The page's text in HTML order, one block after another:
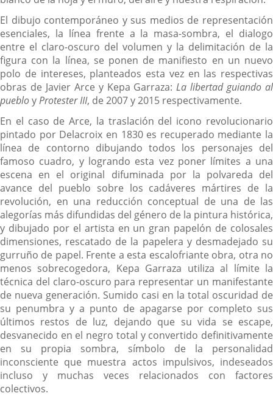
El dibujo contemporáneo y sus medios de representación
esenciales, la línea frente a la masa-sombra, el dialogo
entre el claro-oscuro del volumen y la delimitación de la
figura con la línea, se ponen de manifiesto en un nuevo
polo de intereses, planteados esta vez en las respectivas
obras de Javier Arce y Kepa Garraza:La libertad guiando al
puebloyProtester III, de 2007 y 2015 respectivamente.
En el caso de Arce, la traslación del icono revolucionario
pintado por Delacroix en 1830 es recuperado mediante la
línea de contorno dibujando todos los personajes del
famoso cuadro, y logrando esta vez poner límites a una
escena en el original difuminada por la polvareda del
avance del pueblo sobre los cadáveres mártires de la
revolución, en una reducción conceptual de una de las
alegorías más difundidas del género de la pintura histórica,
y dibujado por el artista en un gran papelón de colosales
dimensiones, rescatado de la papelera y desmadejado su
gurruño de papel. Frente a esta escalofriante obra, otra no
menos sobrecogedora, Kepa Garraza utiliza al límite la
técnica del claro-oscuro para representar un manifestante
de nueva generación. Sumido casi en la total oscuridad de
su penumbra y a punto de apagarse por completo sus
últimos restos de luz, dejando que su vida se escape,
desvanecido en el negro total y convertido definitivamente
en su propia sombra, símbolo de la personalidad
inconsciente que muestra actos impulsivos, indeseados
incluso y muchas veces relacionados con factores
colectivos.